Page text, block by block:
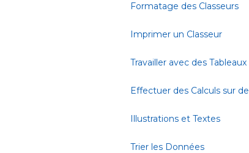
Formatage des Classeurs
Imprimer un Classeur
Travailler avec des Tableaux
Effectuer des Calculs sur
Illustrations et Textes
Trier les Données